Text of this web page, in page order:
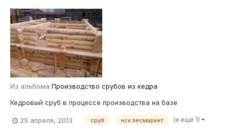
Из альбома Производство срубов из кедра
Кедровый сруб в процессе производства на базе
25 апреля, 2013 сруб нск лесмаркет (и ещё 1)